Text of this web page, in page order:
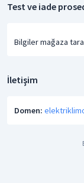
Test ve iade
Bilgiler mağaza
İletişim
Domen: